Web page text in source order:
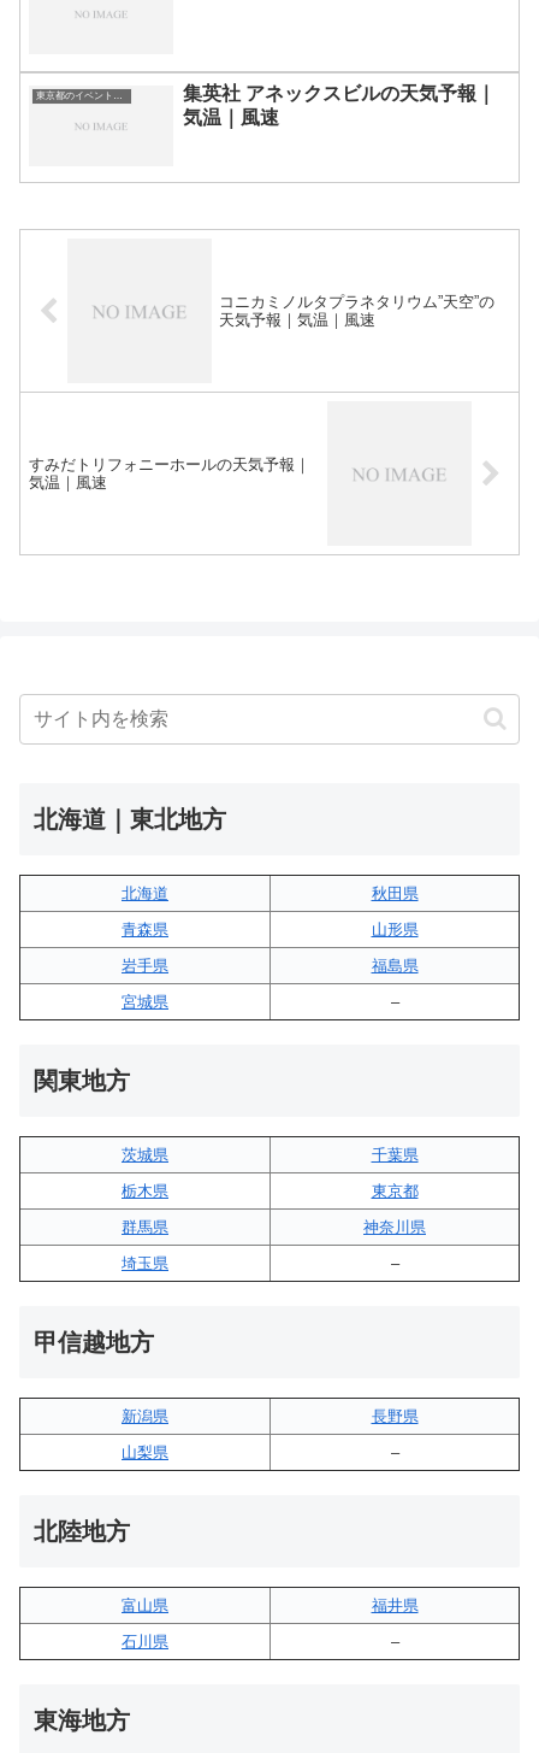
集英社 アネックスビルの天気予報｜
気温｜風速
コニカミノルタプラネタリウム”天空”の
天気予報｜気温｜風速
すみだトリフォニーホールの天気予報｜
気温｜風速
北海道｜東北地方
北海道
秋田県
青森県
山形県
岩手県
福島県
宮城県
–
関東地方
茨城県
千葉県
栃木県
東京都
群馬県
神奈川県
埼玉県
–
甲信越地方
新潟県
長野県
山梨県
–
北陸地方
富山県
福井県
石川県
–
東海地方